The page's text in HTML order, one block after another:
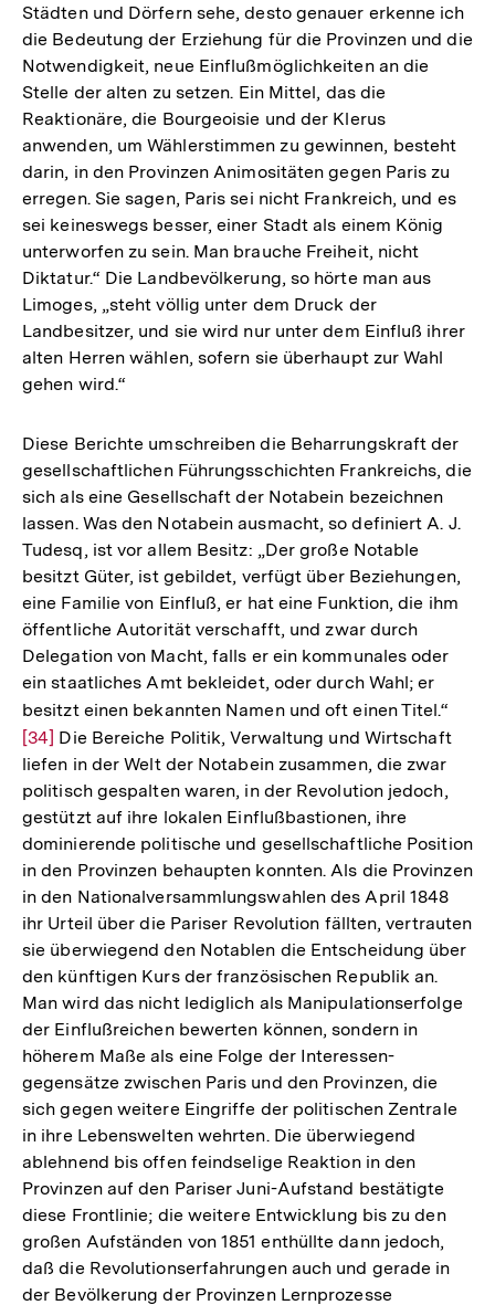
Städten und Dörfern sehe, desto genauer erkenne ich
die Bedeutung der Erziehung für die Provinzen und die
Notwendigkeit, neue Einflußmöglichkeiten an die
Stelle der alten zu setzen. Ein Mittel, das die
Reaktionäre, die Bourgeoisie und der Klerus
anwenden, um Wählerstimmen zu gewinnen, besteht
darin, in den Provinzen Animositäten gegen Paris zu
erregen. Sie sagen, Paris sei nicht Frankreich, und es
sei keineswegs besser, einer Stadt als einem König
unterworfen zu sein. Man brauche Freiheit, nicht
Diktatur.“ Die Landbevölkerung, so hörte man aus
Limoges, „steht völlig unter dem Druck der
Landbesitzer, und sie wird nur unter dem Einfluß ihrer
alten Herren wählen, sofern sie überhaupt zur Wahl
gehen wird.“
Diese Berichte umschreiben die Beharrungskraft der
gesellschaftlichen Führungsschichten Frankreichs, die
sich als eine Gesellschaft der Notabein bezeichnen
lassen. Was den Notabein ausmacht, so definiert A. J.
Tudesq, ist vor allem Besitz: „Der große Notable
besitzt Güter, ist gebildet, verfügt über Beziehungen,
eine Familie von Einfluß, er hat eine Funktion, die ihm
öffentliche Autorität verschafft, und zwar durch
Delegation von Macht, falls er ein kommunales oder
ein staatliches Amt bekleidet, oder durch Wahl; er
besitzt einen bekannten Namen und oft einen Titel.“
[34] Die Bereiche Politik, Verwaltung und Wirtschaft
liefen in der Welt der Notabein zusammen, die zwar
politisch gespalten waren, in der Revolution jedoch,
gestützt auf ihre lokalen Einflußbastionen, ihre
dominierende politische und gesellschaftliche Position
in den Provinzen behaupten konnten. Als die Provinzen
in den Nationalversammlungswahlen des April 1848
ihr Urteil über die Pariser Revolution fällten, vertrauten
sie überwiegend den Notablen die Entscheidung über
den künftigen Kurs der französischen Republik an.
Man wird das nicht lediglich als Manipulationserfolge
der Einflußreichen bewerten können, sondern in
höherem Maße als eine Folge der Interessen-
gegensätze zwischen Paris und den Provinzen, die
sich gegen weitere Eingriffe der politischen Zentrale
in ihre Lebenswelten wehrten. Die überwiegend
ablehnend bis offen feindselige Reaktion in den
Provinzen auf den Pariser Juni-Aufstand bestätigte
diese Frontlinie; die weitere Entwicklung bis zu den
großen Aufständen von 1851 enthüllte dann jedoch,
daß die Revolutionserfahrungen auch und gerade in
der Bevölkerung der Provinzen Lernprozesse